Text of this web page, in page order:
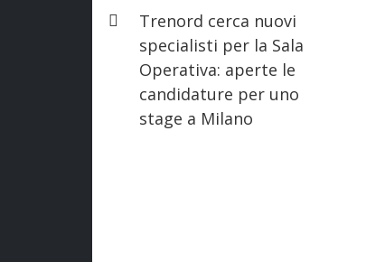
Trenord cerca nuovi
specialisti per la Sala
Operativa: aperte le
candidature per uno
stage a Milano